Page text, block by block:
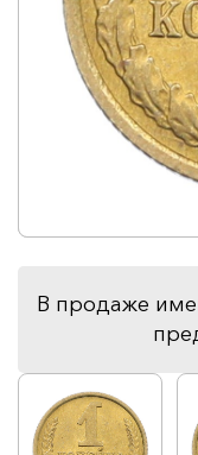
В продаже